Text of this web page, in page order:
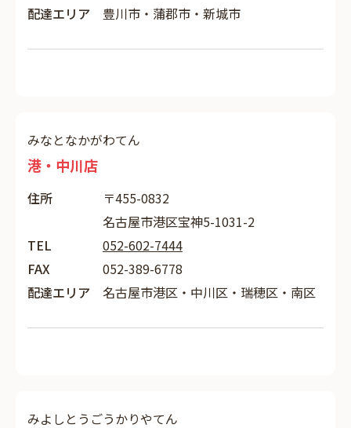
配達エリア
豊川市・蒲郡市・新城市
みなとなかがわてん
港・中川店
住所
〒455-0832
名古屋市港区宝神5-1031-2
TEL
052-602-7444
FAX
052-389-6778
配達エリア
名古屋市港区・中川区・瑞穂区・南区
みよしとうごうかりやてん